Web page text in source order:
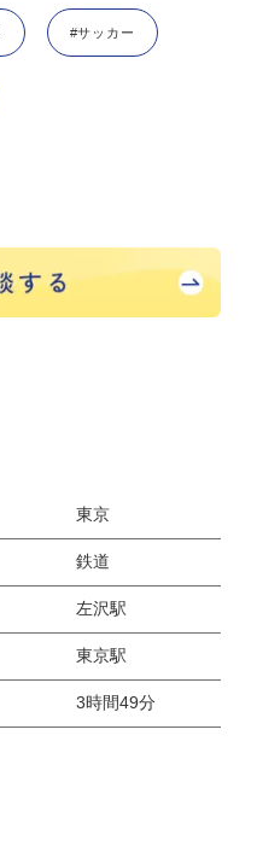
#サッカー
東京
鉄道
左沢駅
東京駅
3時間49分